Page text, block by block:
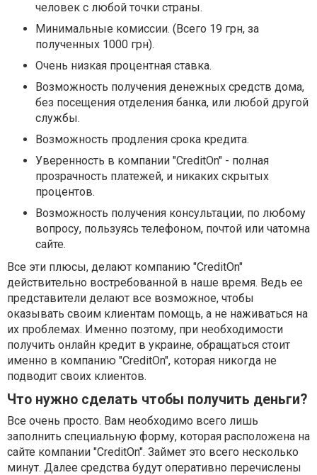
человек с любой точки страны.
Минимальные комиссии. (Всего 19 грн, за
полученных 1000 грн).
Очень низкая процентная ставка.
Возможность получения денежных средств дома,
без посещения отделения банка, или любой другой
службы.
Возможность продления срока кредита.
Уверенность в компании "CreditOn" - полная
прозрачность платежей, и никаких скрытых
процентов.
Возможность получения консультации, по любому
вопросу, пользуясь телефоном, почтой или чатомна
сайте.
Все эти плюсы, делают компанию "CreditOn"
действительно востребованной в наше время. Ведь ее
представители делают все возможное, чтобы
оказывать своим клиентам помощь, а не наживаться на
их проблемах. Именно поэтому, при необходимости
получить онлайн кредит в украине, обращаться стоит
именно в компанию "CreditOn", которая никогда не
подводит своих клиентов.
Что нужно сделать чтобы получить деньги?
Все очень просто. Вам необходимо всего лишь
заполнить специальную форму, которая расположена на
сайте компании "CreditOn". Займет это всего несколько
минут. Далее средства будут оперативно перечислены